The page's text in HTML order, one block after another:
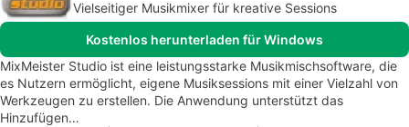
Vielseitiger Musikmixer für kreative Sessions
Kostenlos herunterladen für Windows
MixMeister Studio ist eine leistungsstarke Musikmischsoftware, die
es Nutzern ermöglicht, eigene Musiksessions mit einer Vielzahl von
Werkzeugen zu erstellen. Die Anwendung unterstützt das
Hinzufügen…